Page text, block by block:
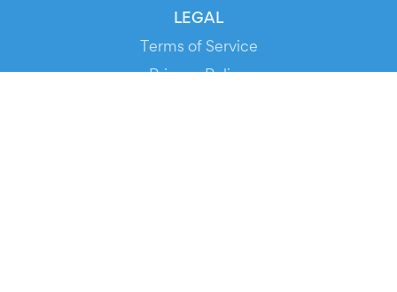
LEGAL
Terms of Service
Privacy Policy